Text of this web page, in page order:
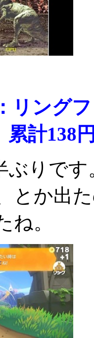
リング
計138
ぶりで
とか出
ね。